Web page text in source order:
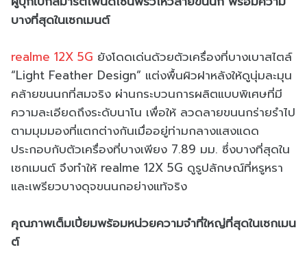
บางที่สุดในเซกเมนต์
realme 12X 5G ยังโดดเด่นด้วยตัวเครื่องที่บางเบาสไตล์
“Light Feather Design” แต่งพื้นผิวฝาหลังให้ดูนุ่มละมุน
คล้ายขนนกที่สมจริง ผ่านกระบวนการผลิตแบบพิเศษที่มี
ความละเอียดถึงระดับนาโน เพื่อให้ ลวดลายขนนกร่ายรำไป
ตามมุมมองที่แตกต่างกันเมื่ออยู่ท่ามกลางแสงแดด
ประกอบกับตัวเครื่องที่บางเพียง 7.89 มม. ซึ่งบางที่สุดใน
เซกเมนต์ จึงทำให้ realme 12X 5G ดูรูปลักษณ์ที่หรูหรา
และเพรียวบางดุจขนนกอย่างแท้จริง
คุณภาพเต็มเปี่ยมพร้อมหน่วยความจำที่ใหญ่ที่สุดในเซกเมน
ต์